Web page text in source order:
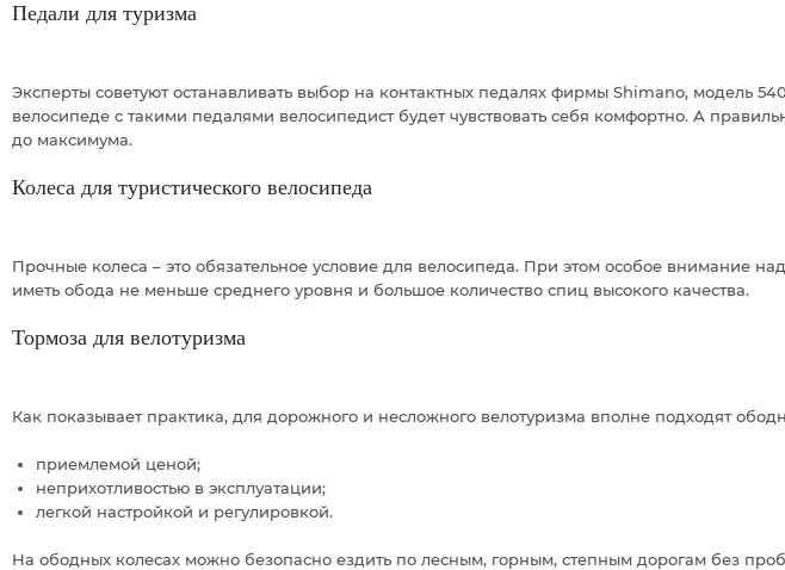
Педали для туризма
Эксперты советуют останавливать выбор на контактных педалях фирмы Shimano, модель
велосипеде с такими педалями велосипедист будет чувствовать себя комфортно. А
до максимума.
Колеса для туристического велосипеда
Прочные колеса – это обязательное условие для велосипеда. При этом особое внимание
иметь обода не меньше среднего уровня и большое количество спиц высокого качества.
Тормоза для велотуризма
Как показывает практика, для дорожного и несложного велотуризма вполне подходят
приемлемой ценой;
неприхотливостью в эксплуатации;
легкой настройкой и регулировкой.
На ободных колесах можно безопасно ездить по лесным, горным, степным дорогам без